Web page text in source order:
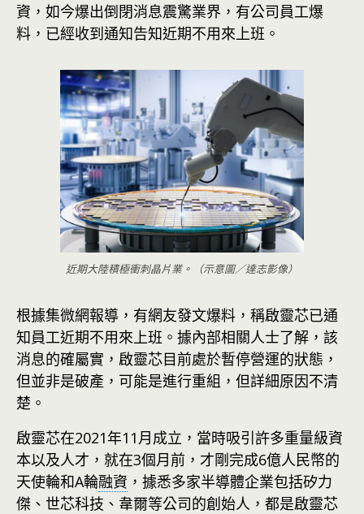
資，如今爆出倒閉消息震驚業界，有公司員工爆
料，已經收到通知告知近期不用來上班。
近期大陸積極衝刺晶片業。（示意圖／達志影像）
根據集微網報導，有網友發文爆料，稱啟靈芯已通
知員工近期不用來上班。據內部相關人士了解，該
消息的確屬實，啟靈芯目前處於暫停營運的狀態，
但並非是破產，可能是進行重組，但詳細原因不清
楚。
啟靈芯在2021年11月成立，當時吸引許多重量級資
本以及人才，就在3個月前，才剛完成6億人民幣的
天使輪和A輪融資 ，據悉多家半導體企業包括矽力
傑、世芯科技、韋爾等公司的創始人，都是啟靈芯